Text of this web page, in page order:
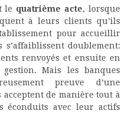
le quatrième acte, lorsque
à leurs clients qu’ils
pour accueillir
doublement:
renvoyés et ensuite en
Mais les banques
preuve d’une
de manière tout à
éconduits avec leur actifs